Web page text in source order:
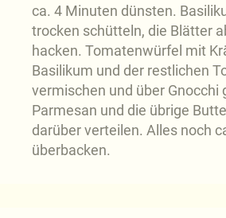
ca. 4 Minuten dünsten.
trocken schütteln, die Blätter
hacken. Tomatenwürfel mit
Basilikum und der restlichen
vermischen und über Gnocchi
Parmesan und die übrige
darüber verteilen. Alles noch
überbacken.